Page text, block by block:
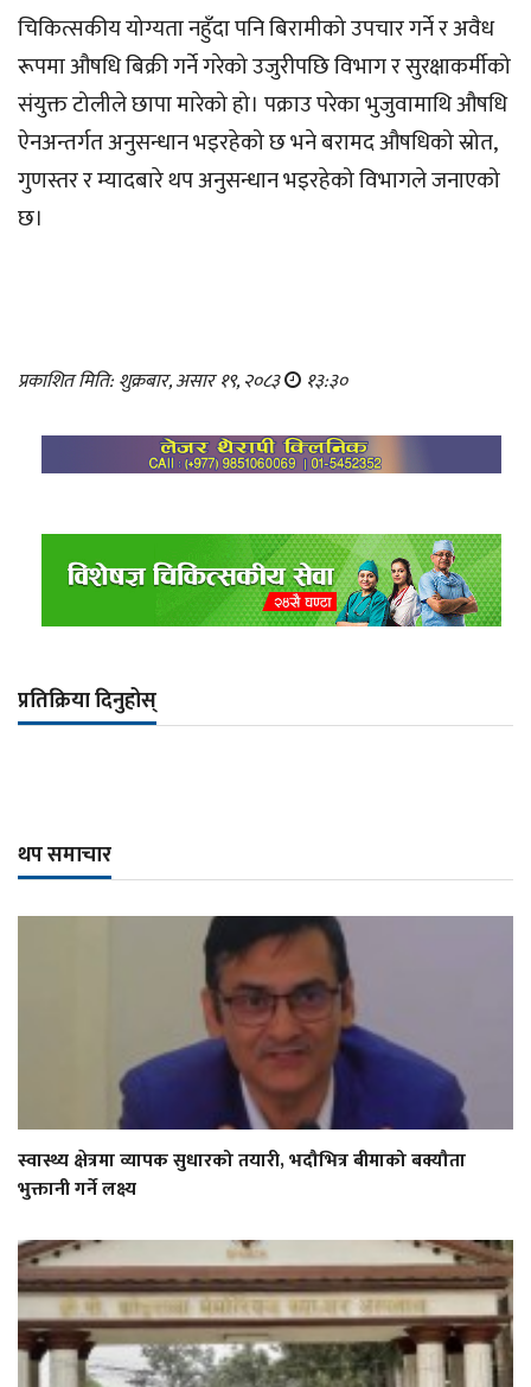
चिकित्सकीय योग्यता नहुँदा पनि बिरामीको उपचार गर्ने र अवैध
रूपमा औषधि बिक्री गर्ने गरेको उजुरीपछि विभाग र सुरक्षाकर्मीको
संयुक्त टोलीले छापा मारेको हो। पक्राउ परेका भुजुवामाथि औषधि
ऐनअन्तर्गत अनुसन्धान भइरहेको छ भने बरामद औषधिको स्रोत,
गुणस्तर र म्यादबारे थप अनुसन्धान भइरहेको विभागले जनाएको
छ।
प्रकाशित मिति: शुक्रबार, असार १९, २०८३ १३:३०
प्रतिक्रिया दिनुहोस्
थप समाचार
स्वास्थ्य क्षेत्रमा व्यापक सुधारको तयारी, भदौभित्र बीमाको बक्यौता
भुक्तानी गर्ने लक्ष्य